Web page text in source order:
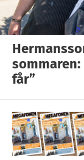
får”